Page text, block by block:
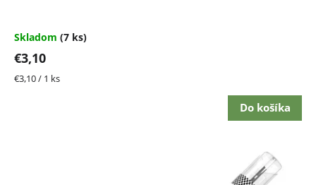
Skladom (7 ks)
€3,10
Jednotková
€3,10 / 1 ks
Do košíka